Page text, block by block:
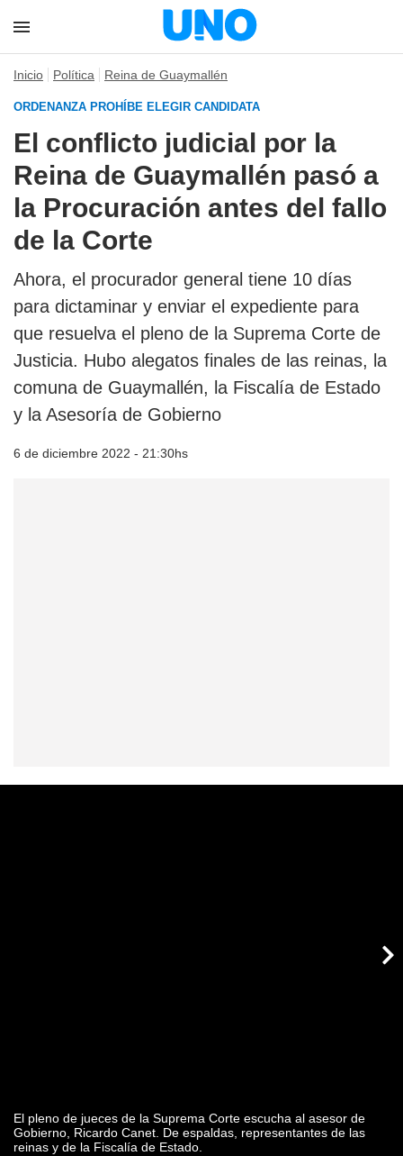
Inicio Política Reina de Guaymallén
ORDENANZA PROHÍBE ELEGIR CANDIDATA
El conflicto judicial por la
Reina de Guaymallén pasó a
la Procuración antes del fallo
de la Corte
Ahora, el procurador general tiene 10 días
para dictaminar y enviar el expediente para
que resuelva el pleno de la Suprema Corte de
Justicia. Hubo alegatos finales de las reinas, la
comuna de Guaymallén, la Fiscalía de Estado
y la Asesoría de Gobierno
6 de diciembre 2022 - 21:30hs
El pleno de jueces de la Suprema Corte escucha al asesor de
Gobierno, Ricardo Canet. De espaldas, representantes de las
reinas y de la Fiscalía de Estado.